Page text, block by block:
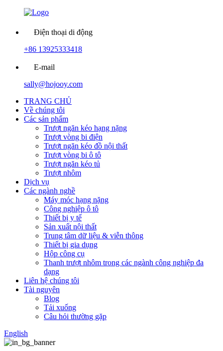
Điện thoại di động
+86 13925333418
E-mail
sally@hojooy.com
TRANG CHỦ
Về chúng tôi
Các sản phẩm
Trượt ngăn kéo hạng nặng
Trượt vòng bi điện
Trượt ngăn kéo đồ nội thất
Trượt vòng bi ô tô
Trượt ngăn kéo tủ
Trượt nhôm
Dịch vụ
Các ngành nghề
Máy móc hạng nặng
Công nghiệp ô tô
Thiết bị y tế
Sản xuất nội thất
Trung tâm dữ liệu & viễn thông
Thiết bị gia dụng
Hộp công cụ
Thanh trượt nhôm trong các ngành công nghiệp đa
dạng
Liên hệ chúng tôi
Tài nguyên
Blog
Tải xuống
Câu hỏi thường gặp
English